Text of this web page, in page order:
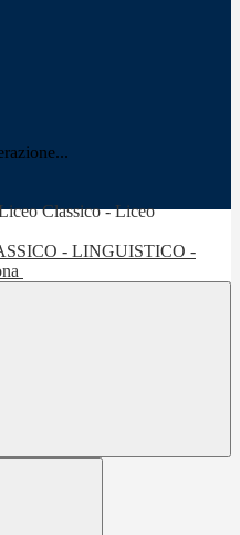
- LINGUISTICO -